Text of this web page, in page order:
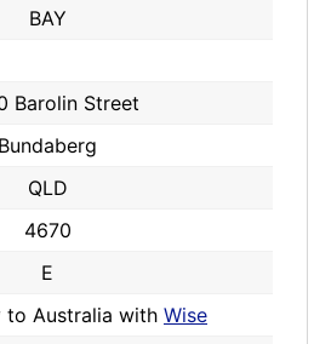
BAY
Barolin Street
Bundaberg
QLD
4670
E
to Australia with Wise